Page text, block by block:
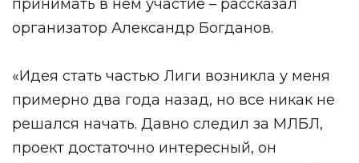
принимать в нем участие – рассказал
организатор Александр Богданов.
«Идея стать частью Лиги возникла у меня
примерно два года назад, но все никак не
решался начать. Давно следил за МЛБЛ,
проект достаточно интересный, он